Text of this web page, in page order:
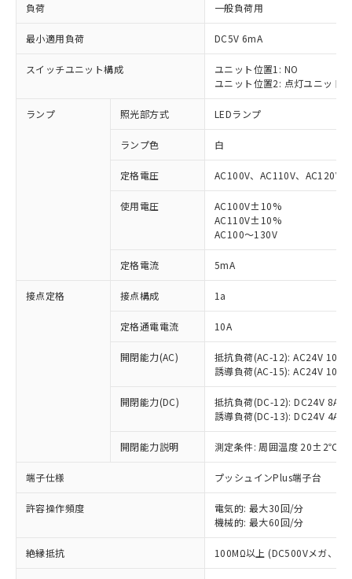
負荷 一般負荷用
最小適用負荷 DC5V 6mA
スイッチユニット構成
ユニット位置1: NO
ユニット位置2: 点灯ユニット
ランプ 照光部方式 LEDランプ
ランプ色 白
定格電圧 AC100V、AC110V、AC120V
使用電圧
AC100V±10%
AC110V±10%
AC100～130V
定格電流 5mA
接点定格 接点構成 1a
定格通電電流 10A
開閉能力(AC)
抵抗負荷(AC-12): AC24V 10A/
誘導負荷(AC-15): AC24V
開閉能力(DC)
抵抗負荷(DC-12): DC24V 8A/
誘導負荷(DC-13): DC24V 4A/
開閉能力説明 測定条件: 周囲温度 20±2℃、
端子仕様 プッシュインPlus端子台
許容操作頻度
電気的: 最大30回/分
機械的: 最大60回/分
絶縁抵抗 100MΩ以上 (DC500Vメガ、点
ご利用条件
以下の条件をお読みいただき、同意のうえ
本サービスは、当社制御機器事業取扱
商品の当社在庫状況および標準価格
(税抜)を提供させていただくもので
当社制御機器事業取扱商品の中には、
本サービスの対象外となる商品もある
在庫状況および標準価格照会結果は、
記載している更新日時点での社内デー
タに基づき作成されるものであり、閲
覧された時点での実際の在庫および標
※1 対応状況
対応済み：EU RoHS指令（10物質）の
非含有に対応した製品が提供可能な商品で
対応予定：EU RoHS指令（10物質）の非含
有に対応した製品に切り替える予定のある
対応予定なし：EU RoHS指令（10物質）の
非含有に非対応の商品で、対応品を出す予
調査・確認中：EU RoHS指令（10物質）の
非含有の対応状況を調査中または確認中の
非該当品：ライセンス料など無形物で、有
害物質有無と関係のない商品です。
仕入先様の事情により、非含有部品として
いたものが、含有品と判明した場合などや
むを得ず変更することがあります。
鉛(Pb) 1000ppm以下、 水銀(Hg) 1000ppm以下、 カド
※1 中国RoHS○×表
「○」：最大均質材料含有率が中国RoHSの
基準値以下であることを示します。
「×」：最大均質材料含有率が中国RoHSの
基準値を超えていることを示します。
「－」：未確認です。当社販売部門へお問
*中国RoHS10物質の基準値 (GB/T26572)：
Pb(鉛) :1000ppm、 Hg(水銀) : 1000ppm、 Cd(カドミウ
当社は、これら貴社製品のうち、外国
為替および外国貿易法に定める商品
（以下｢規制貨物等」という）を輸出
国政府の輸出許可(または役務取引許